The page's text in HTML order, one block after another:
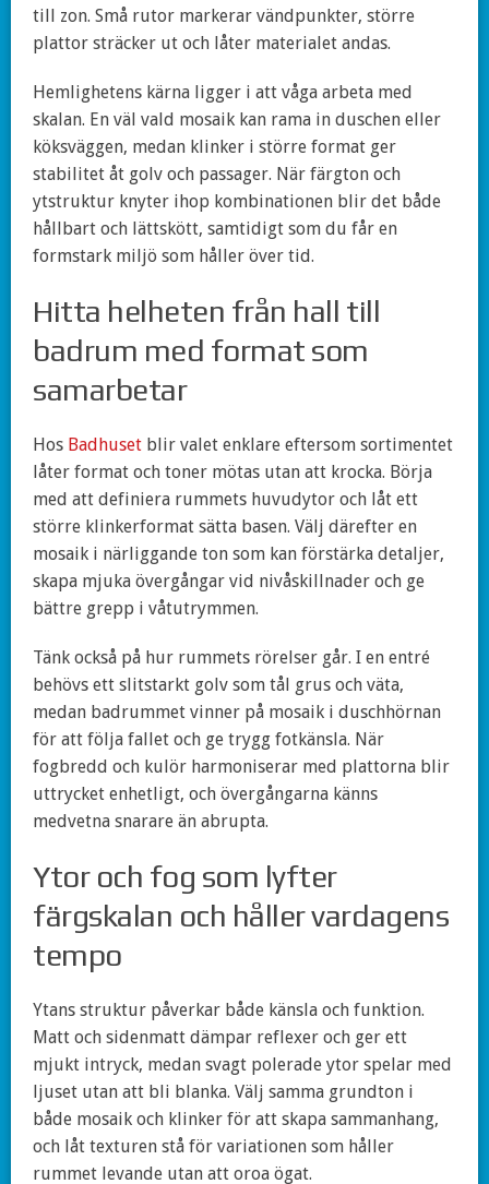
till zon. Små rutor markerar vändpunkter, större
plattor sträcker ut och låter materialet andas.
Hemlighetens kärna ligger i att våga arbeta med
skalan. En väl vald mosaik kan rama in duschen eller
köksväggen, medan klinker i större format ger
stabilitet åt golv och passager. När färgton och
ytstruktur knyter ihop kombinationen blir det både
hållbart och lättskött, samtidigt som du får en
formstark miljö som håller över tid.
Hitta helheten från hall till
badrum med format som
samarbetar
Hos Badhuset blir valet enklare eftersom sortimentet
låter format och toner mötas utan att krocka. Börja
med att definiera rummets huvudytor och låt ett
större klinkerformat sätta basen. Välj därefter en
mosaik i närliggande ton som kan förstärka detaljer,
skapa mjuka övergångar vid nivåskillnader och ge
bättre grepp i våtutrymmen.
Tänk också på hur rummets rörelser går. I en entré
behövs ett slitstarkt golv som tål grus och väta,
medan badrummet vinner på mosaik i duschhörnan
för att följa fallet och ge trygg fotkänsla. När
fogbredd och kulör harmoniserar med plattorna blir
uttrycket enhetligt, och övergångarna känns
medvetna snarare än abrupta.
Ytor och fog som lyfter
färgskalan och håller vardagens
tempo
Ytans struktur påverkar både känsla och funktion.
Matt och sidenmatt dämpar reflexer och ger ett
mjukt intryck, medan svagt polerade ytor spelar med
ljuset utan att bli blanka. Välj samma grundton i
både mosaik och klinker för att skapa sammanhang,
och låt texturen stå för variationen som håller
rummet levande utan att oroa ögat.